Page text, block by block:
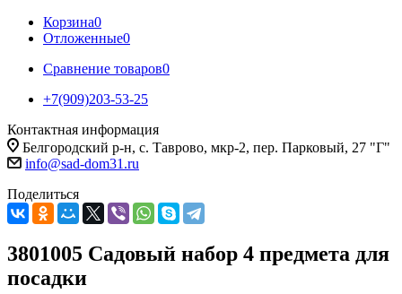
Корзина0
Отложенные0
Сравнение товаров0
+7(909)203-53-25
Контактная информация
Белгородский р-н, с. Таврово, мкр-2, пер. Парковый, 27 "Г"
info@sad-dom31.ru
Поделиться
3801005 Садовый набор 4 предмета для
посадки